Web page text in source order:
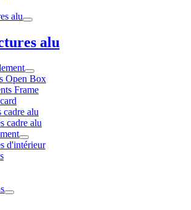
alu
alu
Open Box
Frame
cadre alu
cadre alu
d'intérieur